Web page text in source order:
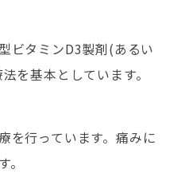
ビタミンD3製剤(あるい
を基本としています。
を行っています。痛みに